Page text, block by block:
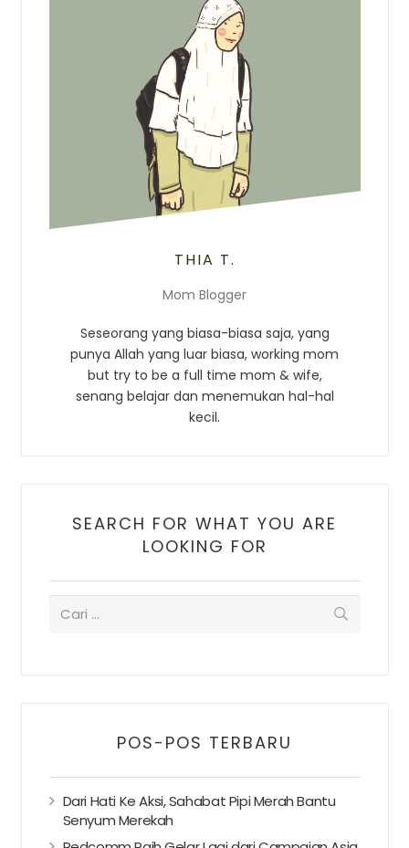
THIA T.
Mom Blogger
Seseorang yang biasa-biasa saja, yang
punya Allah yang luar biasa, working mom
but try to be a full time mom & wife,
senang belajar dan menemukan hal-hal
kecil.
SEARCH FOR WHAT YOU ARE
LOOKING FOR
POS-POS TERBARU
Dari Hati Ke Aksi, Sahabat Pipi Merah Bantu
Senyum Merekah